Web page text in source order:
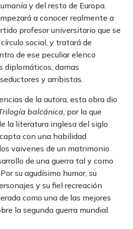
y del resto de Europa.
a conocer realmente a
profesor universitario que se
social, y tratará de
de ese peculiar elenco
diplomáticos, damas
y arribistas.
de la autora, esta obra dio
balcánica, por la que
la literatura inglesa del siglo
con una habilidad
vaivenes de un matrimonio
de una guerra tal y como
su agudísimo humor, su
y su fiel recreación
como una de las mejores
la segunda guerra mundial.